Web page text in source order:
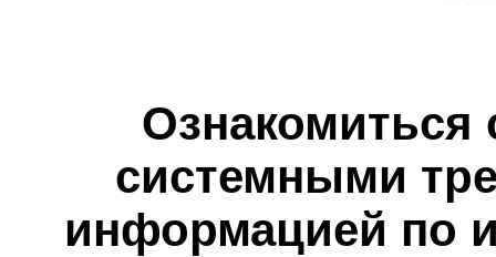
Ознакомиться
системными
информацией по